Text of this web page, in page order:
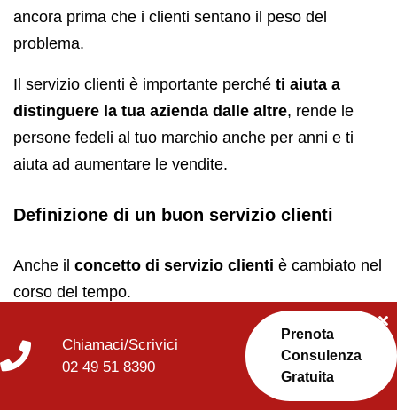
ancora prima che i clienti sentano il peso del
problema.
Il servizio clienti è importante perché ti aiuta a
distinguere la tua azienda dalle altre, rende le
persone fedeli al tuo marchio anche per anni e ti
aiuta ad aumentare le vendite.
Definizione di un buon servizio clienti
Anche il concetto di servizio clienti è cambiato nel
corso del tempo.
Prima bastava rispondere in maniera rapida al
telefono e far sentire che c’era qualcuno dall’altra
le aspettative sono si
Chiamaci/Scrivici
02 49 51 8390
Prenota
Consulenza
Gratuita